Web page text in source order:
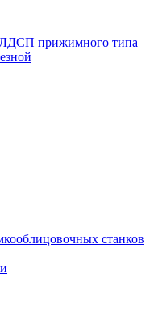
ЛДСП прижимного типа
станков